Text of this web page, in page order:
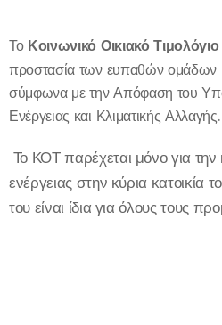
Το Κοινωνικό Οικιακό
προστασία των ευπαθών ομάδων
σύμφωνα με την Απόφαση του
Ενέργειας και Κλιματικής Αλλαγής.
Το ΚΟΤ παρέχεται μόνο για
ενέργειας στην κύρια κατοικία
του είναι ίδια για όλους τους